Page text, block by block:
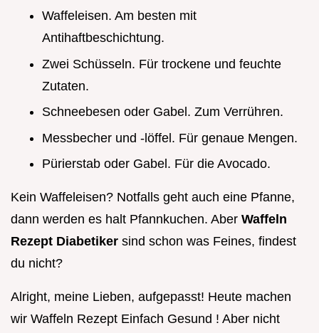
Waffeleisen. Am besten mit
Antihaftbeschichtung.
Zwei Schüsseln. Für trockene und feuchte
Zutaten.
Schneebesen oder Gabel. Zum Verrühren.
Messbecher und -löffel. Für genaue Mengen.
Pürierstab oder Gabel. Für die Avocado.
Kein Waffeleisen? Notfalls geht auch eine Pfanne,
dann werden es halt Pfannkuchen. Aber Waffeln
Rezept Diabetiker sind schon was Feines, findest
du nicht?
Alright, meine Lieben, aufgepasst! Heute machen
wir Waffeln Rezept Einfach Gesund ! Aber nicht